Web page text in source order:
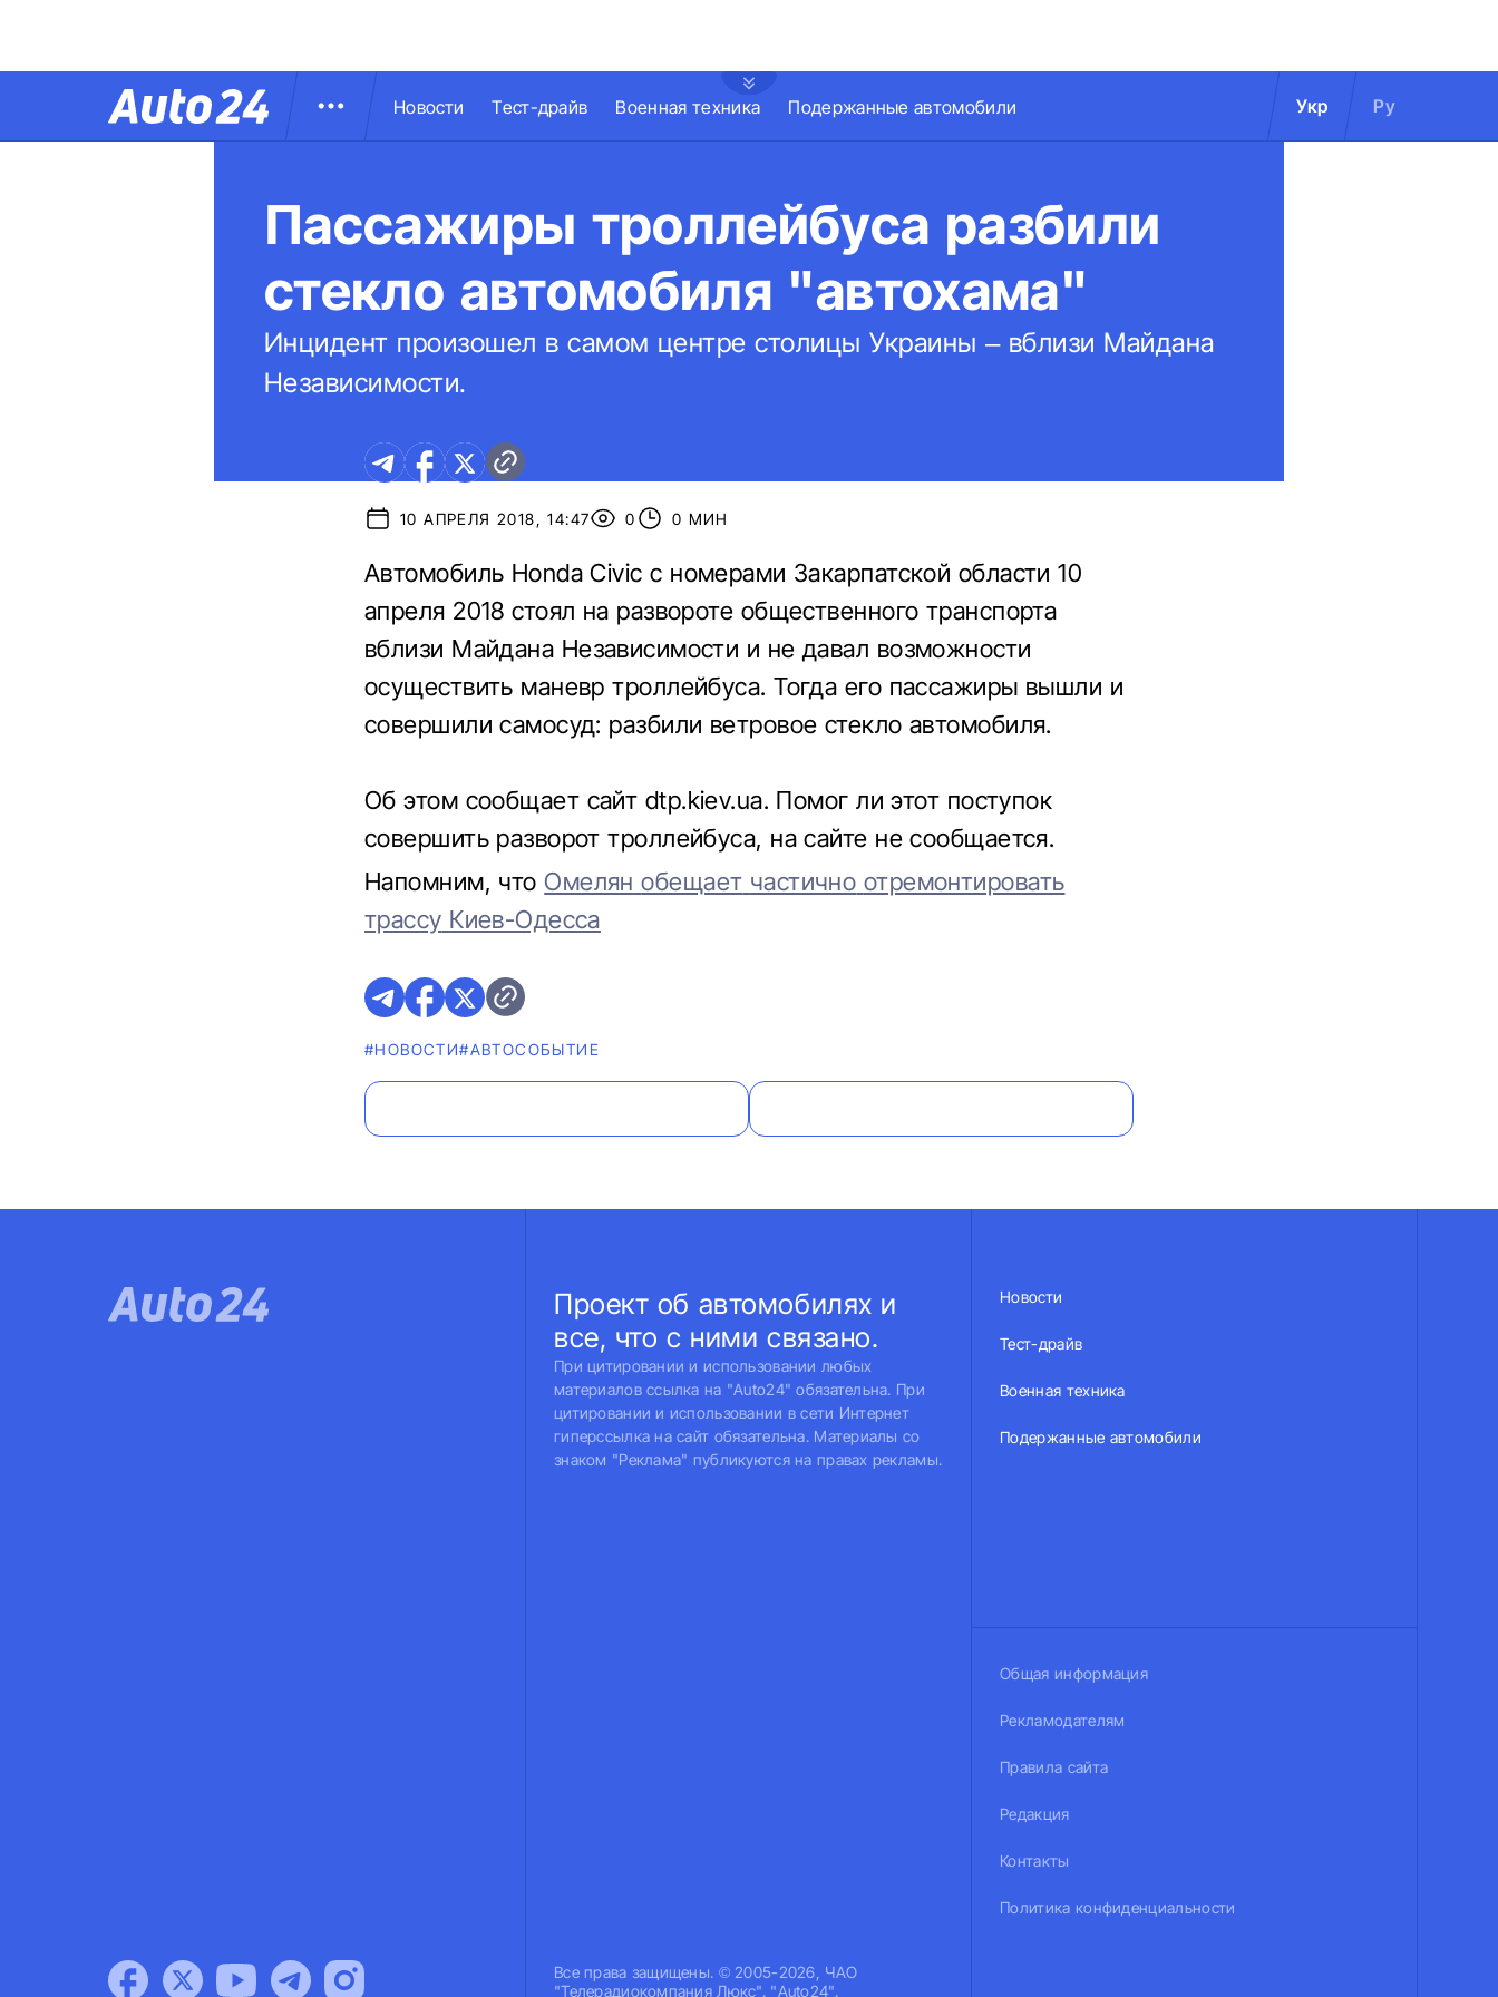
Новости Тест-драйв Военная техника Подержанные автомобили Укр Ру
Пассажиры троллейбуса разбили
стекло автомобиля "автохама"
Инцидент произошел в самом центре столицы Украины – вблизи Майдана
Независимости.
10 АПРЕЛЯ 2018, 14:47 0 0 МИН
Автомобиль Honda Civic с номерами Закарпатской области 10
апреля 2018 стоял на развороте общественного транспорта
вблизи Майдана Независимости и не давал возможности
осуществить маневр троллейбуса. Тогда его пассажиры вышли и
совершили самосуд: разбили ветровое стекло автомобиля.
Об этом сообщает сайт dtp.kiev.ua. Помог ли этот поступок
совершить разворот троллейбуса, на сайте не сообщается.
Напомним, что Омелян обещает частично отремонтировать
трассу Киев-Одесса
#НОВОСТИ#АВТОСОБЫТИЕ
Проект об автомобилях и
все, что с ними связано.
При цитировании и использовании любых
материалов ссылка на "Auto24" обязательна. При
цитировании и использовании в сети Интернет
гиперссылка на сайт обязательна. Материалы со
знаком "Реклама" публикуются на правах рекламы.
Все права защищены. © 2005-2026, ЧАО
"Телерадиокомпания Люкс". "Auto24".
Новости
Тест-драйв
Военная техника
Подержанные автомобили
Общая информация
Рекламодателям
Правила сайта
Редакция
Контакты
Политика конфиденциальности